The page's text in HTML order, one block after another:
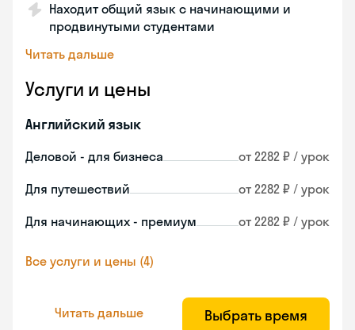
Находит общий язык с начинающими и
продвинутыми студентами
Читать дальше
Услуги и цены
Английский язык
Деловой - для бизнеса от 2282 ₽ / урок
Для путешествий от 2282 ₽ / урок
Для начинающих - премиум от 2282 ₽ / урок
Все услуги и цены (4)
Читать дальше Выбрать время